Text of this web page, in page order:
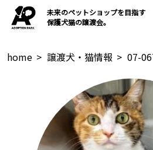
未来のペットショップを目指す
保護犬猫の譲渡会。
home > 譲渡犬・猫情報 > 07-